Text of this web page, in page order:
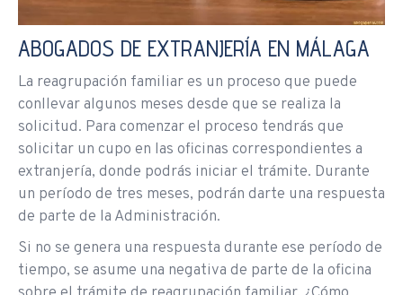
ABOGADOS DE EXTRANJERÍA EN MÁLAGA
La reagrupación familiar es un proceso que puede
conllevar algunos meses desde que se realiza la
solicitud. Para comenzar el proceso tendrás que
solicitar un cupo en las oficinas correspondientes a
extranjería, donde podrás iniciar el trámite. Durante
un período de tres meses, podrán darte una respuesta
de parte de la Administración.
Si no se genera una respuesta durante ese período de
tiempo, se asume una negativa de parte de la oficina